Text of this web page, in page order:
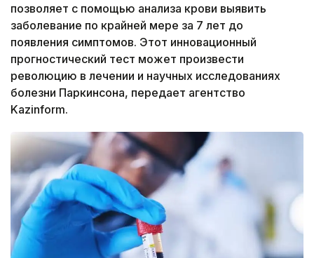
позволяет с помощью анализа крови выявить
заболевание по крайней мере за 7 лет до
появления симптомов. Этот инновационный
прогностический тест может произвести
революцию в лечении и научных исследованиях
болезни Паркинсона, передает агентство
Kazinform.